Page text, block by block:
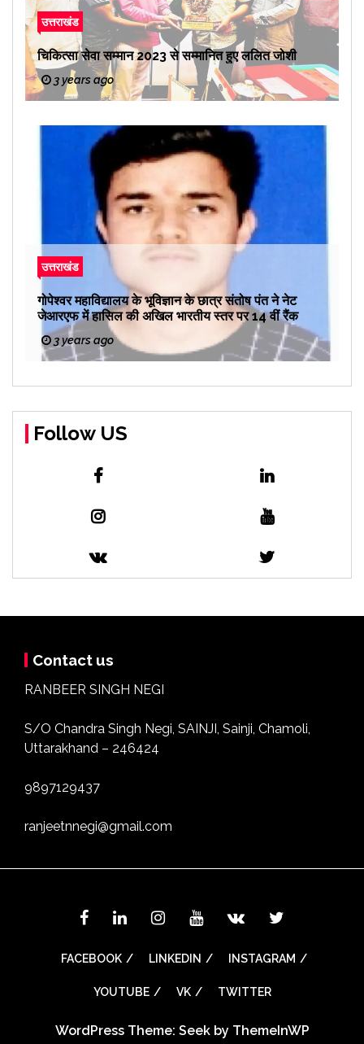
उत्तराखंड
चिकित्सा सेवा सम्मान 2023 से सम्मानित हुए ललित जोशी
3 years ago
उत्तराखंड
गोपेश्वर महाविद्यालय के भूविज्ञान के छात्र संतोष पंत ने नेट
जेआरएफ में हासिल की अखिल भारतीय स्तर पर 14 वीं रैंक
3 years ago
Follow US
Contact us
RANBEER SINGH NEGI
S/O Chandra Singh Negi, SAINJI, Sainji, Chamoli,
Uttarakhand – 246424
9897129437
ranjeetnnegi@gmail.com
FACEBOOK LINKEDIN INSTAGRAM
YOUTUBE VK TWITTER
WordPress Theme: Seek by ThemeInWP